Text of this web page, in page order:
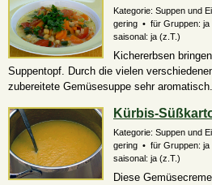
Kategorie: Suppen und
gering • für Gruppen:
saisonal: ja (z.T.)
Kichererbsen
Suppentopf. Durch die vielen
zubereitete Gemüsesuppe sehr aromatisch.
Kürbis-
Kategorie: Suppen und
gering • für Gruppen:
saisonal: ja (z.T.)
Diese